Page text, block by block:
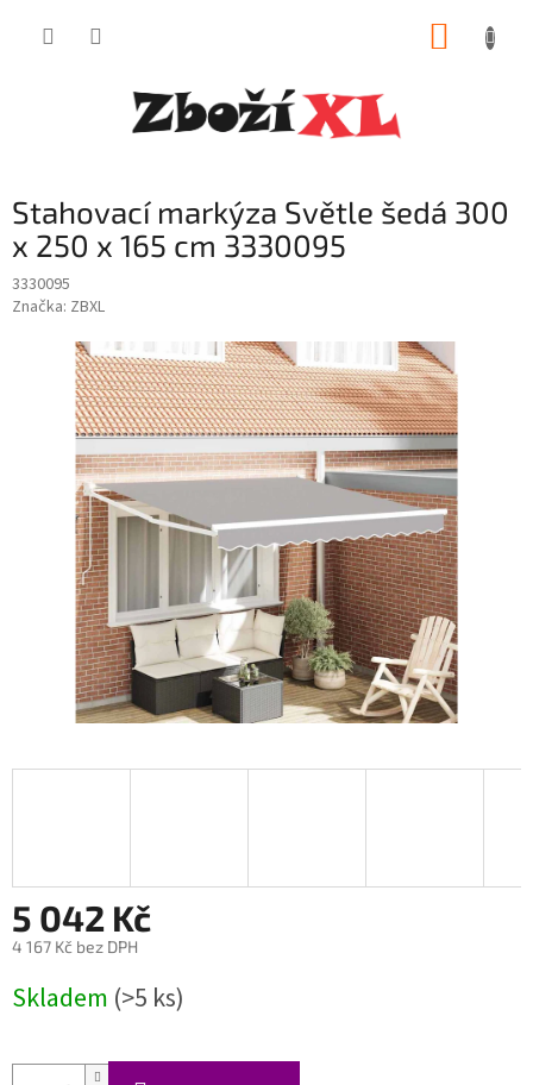
Stahovací markýza Světle šedá 300
x 250 x 165 cm 3330095
3330095
Značka: ZBXL
5 042 Kč
4 167 Kč bez DPH
cena:
Skladem (>5 ks)